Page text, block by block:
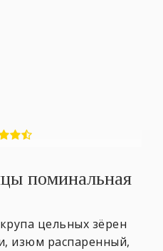
поминальная
цельных зёрен
изюм распаренный,